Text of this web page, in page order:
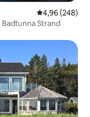
4,96 av 5 i
4,96 (248)
Badtunna Strand